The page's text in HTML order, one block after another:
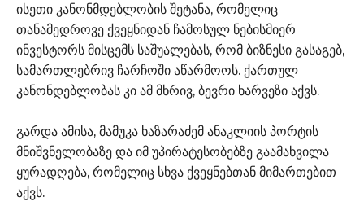
ისეთი კანონმდებლობის შეტანა, რომელიც
თანამედროვე ქვეყნიდან ჩამოსულ ნებისმიერ
ინვესტორს მისცემს საშუალებას, რომ ბიზნესი გასაგებ,
სამართლებრივ ჩარჩოში აწარმოოს. ქართულ
კანონდებლობას კი ამ მხრივ, ბევრი ხარვეზი აქვს.
გარდა ამისა, მამუკა ხაზარაძემ ანაკლიის პორტის
მნიშვნელობაზე და იმ უპირატესობებზე გაამახვილა
ყურადღება, რომელიც სხვა ქვეყნებთან მიმართებით
აქვს.